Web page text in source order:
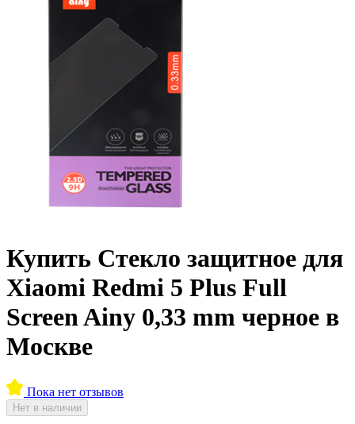
Купить Стекло защитное для
Xiaomi Redmi 5 Plus Full
Screen Ainy 0,33 mm черное в
Москве
Пока нет отзывов
Нет в наличии